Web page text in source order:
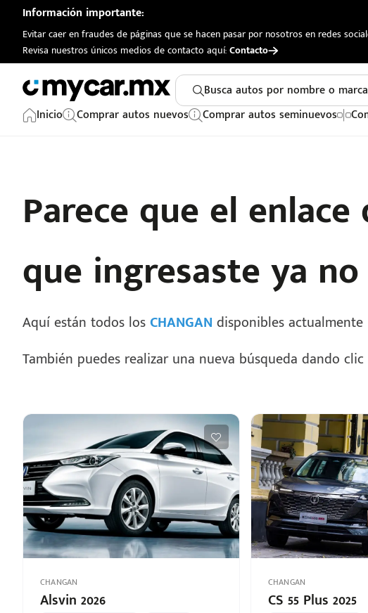
Información importante:
Evitar caer en fraudes de páginas que se hacen pasar por nosotros en redes
Revisa nuestros únicos medios de contacto aquí:Contacto
Busca autos por nombre o marca
Inicio Comprar autos nuevos Comprar autos seminuevos
Parece que el enlace
que ingresaste ya
Aquí están todos losCHANGAN disponibles actualmente
También puedes realizar una nueva búsqueda dando clic
Alsvin 2026
CHANGAN
CS 55 Plus 2025
CHANGAN